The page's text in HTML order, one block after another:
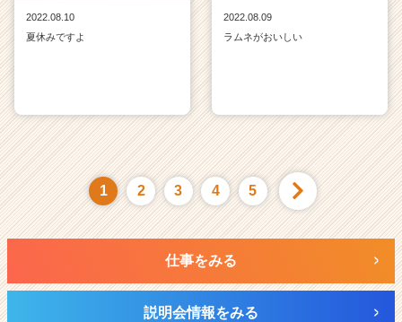
2022.08.10
夏休みですよ
2022.08.09
ラムネがおいしい
1 2 3 4 5
仕事をみる
説明会情報をみる